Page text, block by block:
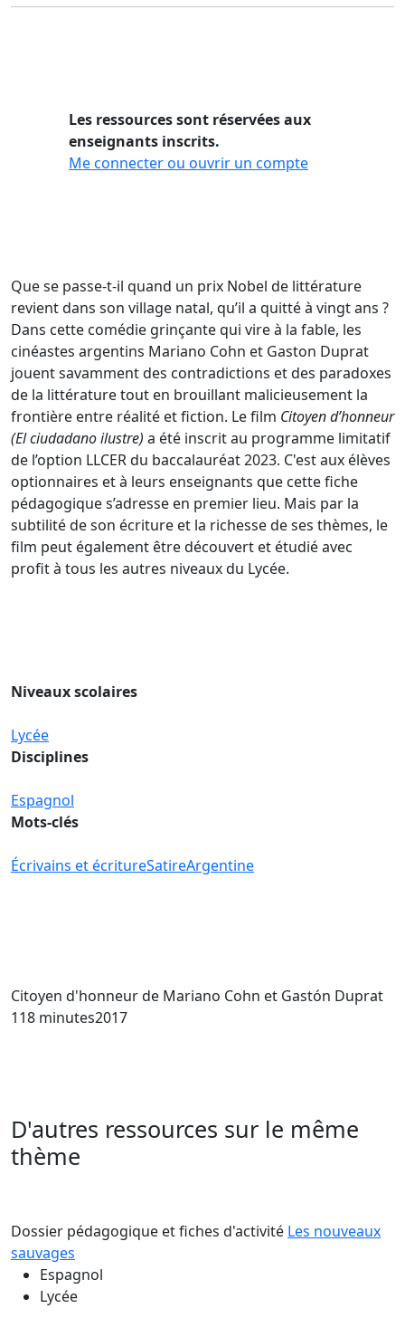
Les ressources sont réservées aux
enseignants inscrits.
Me connecter ou ouvrir un compte
Que se passe-t-il quand un prix Nobel de littérature
revient dans son village natal, qu’il a quitté à vingt ans ?
Dans cette comédie grinçante qui vire à la fable, les
cinéastes argentins Mariano Cohn et Gaston Duprat
jouent savamment des contradictions et des paradoxes
de la littérature tout en brouillant malicieusement la
frontière entre réalité et fiction. Le film Citoyen d’honneur
(El ciudadano ilustre) a été inscrit au programme limitatif
de l’option LLCER du baccalauréat 2023. C'est aux élèves
optionnaires et à leurs enseignants que cette fiche
pédagogique s’adresse en premier lieu. Mais par la
subtilité de son écriture et la richesse de ses thèmes, le
film peut également être découvert et étudié avec
profit à tous les autres niveaux du Lycée.
Niveaux scolaires
Lycée
Disciplines
Espagnol
Mots-clés
Écrivains et écritureSatireArgentine
Citoyen d'honneurde Mariano Cohn et Gastón Duprat
118 minutes2017
D'autres ressources sur le même
thème
Dossier pédagogique et fiches d'activité Les nouveaux
sauvages
Espagnol
Lycée